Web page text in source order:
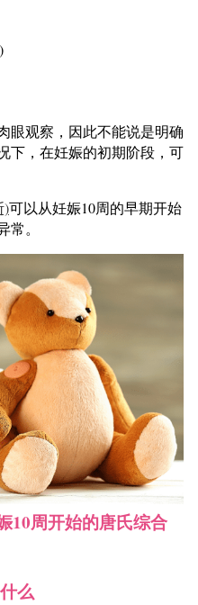
眼观察，因此不能说是明确
下，在妊娠的初期阶段，可
)可以从妊娠10周的早期开始
。
10周开始的唐氏综合
么